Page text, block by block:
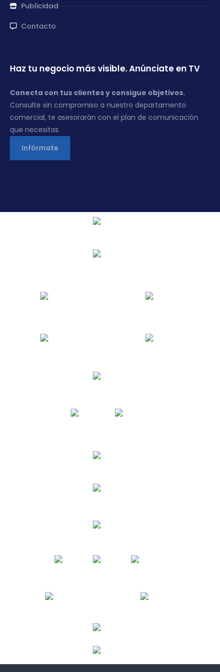
Publicidad
Contacto
Haz tu negocio más visible. Anúnciate en TV
Conecta con tus clientes y consigue objetivos.
Consulte sin compromiso a nuestro departamento
comercial, te asesorarán con el plan de comunicación
que necesitas.
Infórmate